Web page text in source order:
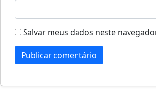
Salvar meus dados neste